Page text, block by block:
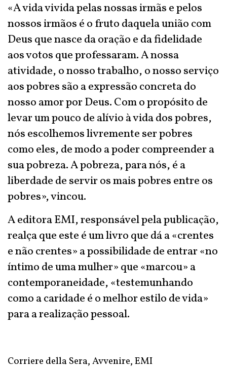
«A vida vivida pelas nossas irmãs e pelos
nossos irmãos é o fruto daquela união com
Deus que nasce da oração e da fidelidade
aos votos que professaram. A nossa
atividade, o nosso trabalho, o nosso serviço
aos pobres são a expressão concreta do
nosso amor por Deus. Com o propósito de
levar um pouco de alívio à vida dos pobres,
nós escolhemos livremente ser pobres
como eles, de modo a poder compreender a
sua pobreza. A pobreza, para nós, é a
liberdade de servir os mais pobres entre os
pobres», vincou.
A editora EMI, responsável pela publicação,
realça que este é um livro que dá a «crentes
e não crentes» a possibilidade de entrar «no
íntimo de uma mulher» que «marcou» a
contemporaneidade, «testemunhando
como a caridade é o melhor estilo de vida»
para a realização pessoal.
Corriere della Sera, Avvenire, EMI